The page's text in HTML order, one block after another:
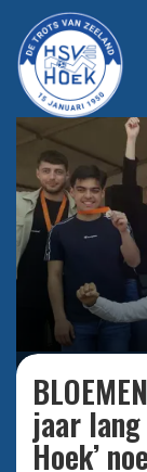
jaar
Hoek’